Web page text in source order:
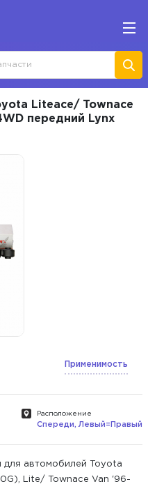
Liteace/ Townace
передний Lynx
Применимость
Расположение
Спереди, Левый=Правый
для автомобилей Toyota
Lite/ Townace Van '96-